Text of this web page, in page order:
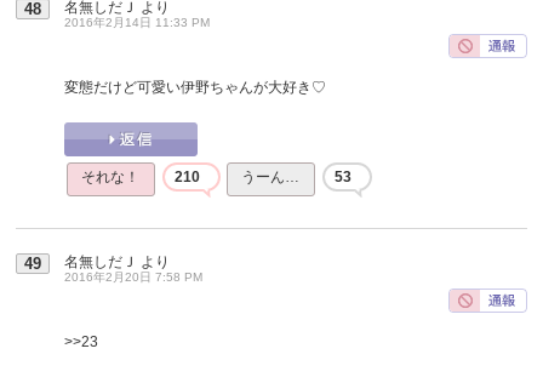
48 名無しだＪ より
2016年2月14日 11:33 PM
変態だけど可愛い伊野ちゃんが大好き♡
それな！ 210 うーん… 53
49 名無しだＪ より
2016年2月20日 7:58 PM
>>23